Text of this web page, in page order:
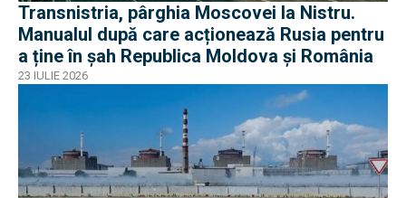
Transnistria, pârghia Moscovei la Nistru.
Manualul după care acționează Rusia pentru
a ține în șah Republica Moldova și România
23 IULIE 2026